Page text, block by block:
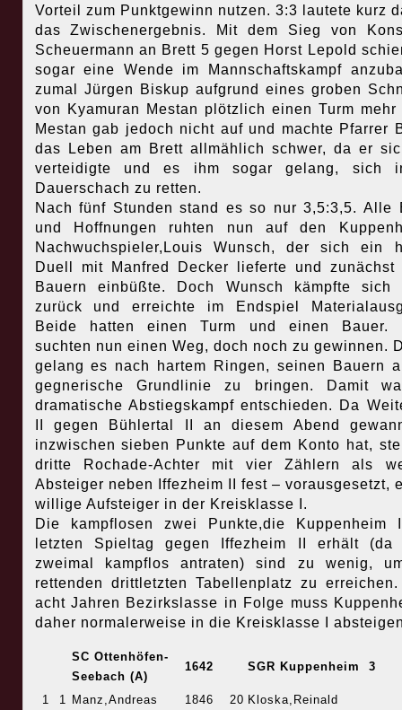
Vorteil zum Punktgewinn nutzen. 3:3 lautete kurz
das Zwischenergebnis. Mit dem Sieg von
Scheuermann an Brett 5 gegen Horst Lepold
sogar eine Wende im Mannschaftskampf
zumal Jürgen Biskup aufgrund eines groben
von Kyamuran Mestan plötzlich einen Turm mehr
Mestan gab jedoch nicht auf und machte Pfarrer
das Leben am Brett allmählich schwer, da er
verteidigte und es ihm sogar gelang, sich
Dauerschach zu retten.
Nach fünf Stunden stand es so nur 3,5:3,5. Alle
und Hoffnungen ruhten nun auf den
Nachwuchspieler,Louis Wunsch, der sich ein
Duell mit Manfred Decker lieferte und zunächst
Bauern einbüßte. Doch Wunsch kämpfte sich
zurück und erreichte im Endspiel
Beide hatten einen Turm und einen Bauer.
suchten nun einen Weg, doch noch zu gewinnen.
gelang es nach hartem Ringen, seinen Bauern
gegnerische Grundlinie zu bringen. Damit
dramatische Abstiegskampf entschieden. Da
II gegen Bühlertal II an diesem Abend
inzwischen sieben Punkte auf dem Konto hat,
dritte Rochade-Achter mit vier Zählern als
Absteiger neben Iffezheim II fest – vorausgesetzt,
willige Aufsteiger in der Kreisklasse I.
Die kampflosen zwei Punkte,die Kuppenheim
letzten Spieltag gegen Iffezheim II erhält (da
zweimal kampflos antraten) sind zu wenig,
rettenden drittletzten Tabellenplatz zu
acht Jahren Bezirkslasse in Folge muss
daher normalerweise in die Kreisklasse I
SC Ottenhöfen-
Seebach (A)
1642 SGR Kuppenheim 3
1 1 Manz,Andreas 1846 20 Kloska,Reinald